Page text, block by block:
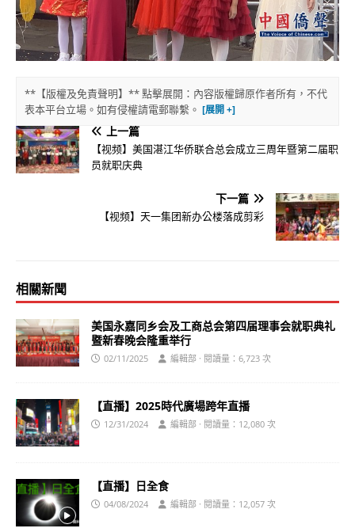
**【版權及免責聲明】** 點擊展開：內容版權歸原作者所有，不代
表本平台立場。如有侵權請電郵聯繫。
上一篇
【视频】美国湛江华侨联合总会成立三周年暨第二届职
员就职庆典
下一篇
【视频】天一集团新办公楼落成剪彩
相關新聞
美国永嘉同乡会及工商总会第四届理事会就职典礼
暨新春晚会隆重举行
02/11/2025 編輯部 · 閱讀量：6,723 次
【直播】2025時代廣場跨年直播
12/31/2024 編輯部 · 閱讀量：12,080 次
【直播】日全食
04/08/2024 編輯部 · 閱讀量：12,057 次